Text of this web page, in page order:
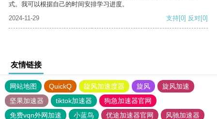
式。我可以根据自己的时间安排学习进度。
2024-11-29
支持[0] 反对[0]
友情链接
网站地图 QuickQ 旋风加速度器 旋风
旋风加速
坚果加速器
tiktok加速器
狗急加速器官网
免费vqn外网加速
小蓝鸟 优途加速器官网
风驰加速器